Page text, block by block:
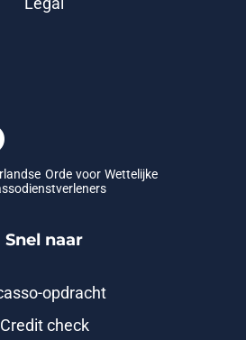
Legal
Orde voor Wettelijke
Snel naar
opdracht
Credit check